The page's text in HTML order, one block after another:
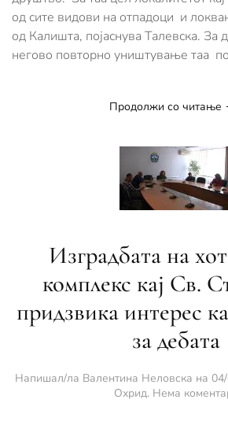
од сите видови на отпадоци и
од Калишта, појаснува Талевска. За
негово повторно уништување таа
Продолжи со читање
Изградбата на
комплекс кај Св.
придзвика интерес
за дебата
Напишал/ла Валентина Неловска на
Охрид. Нема